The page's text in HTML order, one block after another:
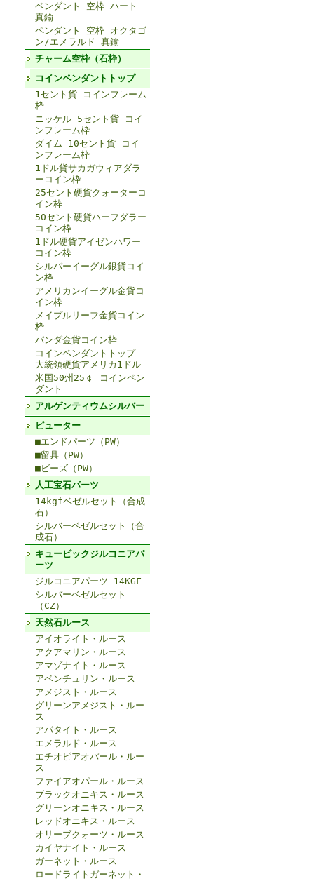
ペンダント 空枠 ハート
真鍮
ペンダント 空枠 オクタゴ
ン/エメラルド 真鍮
チャーム空枠（石枠）
コインペンダントトップ
1セント貨 コインフレーム
枠
ニッケル 5セント貨 コイ
ンフレーム枠
ダイム 10セント貨 コイ
ンフレーム枠
1ドル貨サカガウィアダラ
ーコイン枠
25セント硬貨クォーターコ
イン枠
50セント硬貨ハーフダラー
コイン枠
1ドル硬貨アイゼンハワー
コイン枠
シルバーイーグル銀貨コイ
ン枠
アメリカンイーグル金貨コ
イン枠
メイプルリーフ金貨コイン
枠
パンダ金貨コイン枠
コインペンダントトップ
大統領硬貨アメリカ1ドル
米国50州25￠ コインペン
ダント
アルゲンティウムシルバー
ピューター
■エンドパーツ（PW）
■留具（PW）
■ビーズ（PW）
人工宝石パーツ
14kgfベゼルセット（合成
石）
シルバーベゼルセット（合
成石）
キュービックジルコニアパ
ーツ
ジルコニアパーツ 14KGF
シルバーベゼルセット
（CZ）
天然石ルース
アイオライト・ルース
アクアマリン・ルース
アマゾナイト・ルース
アベンチュリン・ルース
アメジスト・ルース
グリーンアメジスト・ルー
ス
アパタイト・ルース
エメラルド・ルース
エチオピアオパール・ルー
ス
ファイアオパール・ルース
ブラックオニキス・ルース
グリーンオニキス・ルース
レッドオニキス・ルース
オリーブクォーツ・ルース
カイヤナイト・ルース
ガーネット・ルース
ロードライトガーネット・